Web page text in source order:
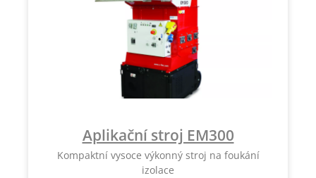
Aplikační stroj EM300
Kompaktní vysoce výkonný stroj na foukání
izolace